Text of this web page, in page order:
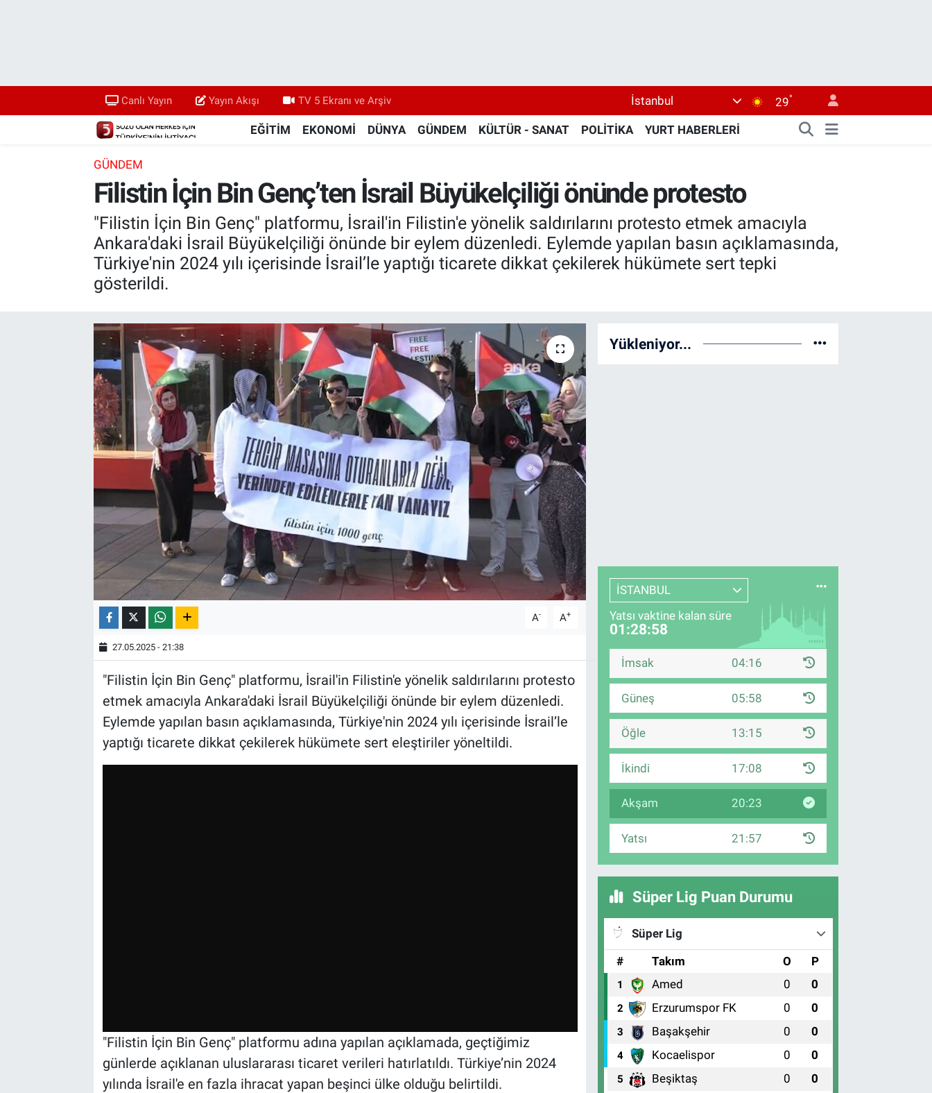
Canlı Yayın Yayın Akışı TV 5 Ekranı ve Arşiv İstanbul 29°
EĞİTİM EKONOMİ DÜNYA GÜNDEM KÜLTÜR - SANAT POLİTİKA YURT HABERLERİ
GÜNDEM
Filistin İçin Bin Genç’ten İsrail Büyükelçiliği önünde protesto
"Filistin İçin Bin Genç" platformu, İsrail'in Filistin'e yönelik saldırılarını protesto etmek amacıyla
Ankara'daki İsrail Büyükelçiliği önünde bir eylem düzenledi. Eylemde yapılan basın açıklamasında,
Türkiye'nin 2024 yılı içerisinde İsrail’le yaptığı ticarete dikkat çekilerek hükümete sert tepki
gösterildi.
A- A+
27.05.2025 - 21:38
"Filistin İçin Bin Genç" platformu, İsrail'in Filistin'e yönelik saldırılarını protesto
etmek amacıyla Ankara'daki İsrail Büyükelçiliği önünde bir eylem düzenledi.
Eylemde yapılan basın açıklamasında, Türkiye'nin 2024 yılı içerisinde İsrail’le
yaptığı ticarete dikkat çekilerek hükümete sert eleştiriler yöneltildi.
"Filistin İçin Bin Genç" platformu adına yapılan açıklamada, geçtiğimiz
günlerde açıklanan uluslararası ticaret verileri hatırlatıldı. Türkiye’nin 2024
yılında İsrail'e en fazla ihracat yapan beşinci ülke olduğu belirtildi.
Yükleniyor...
İSTANBUL
Yatsı vaktine kalan süre
01:28:57
İmsak 04:16
Güneş 05:58
Öğle 13:15
İkindi 17:08
Akşam 20:23
Yatsı 21:57
Süper Lig Puan Durumu
Süper Lig
#
Takım O P
1 Amed 0 0
2 Erzurumspor FK 0 0
3 Başakşehir 0 0
4 Kocaelispor 0 0
5 Beşiktaş 0 0
Yayın Akışı
TV 5 Ekranı ve Arşiv